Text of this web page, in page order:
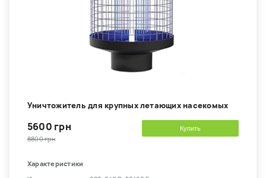
Уничтожитель для крупных летающих насекомых
5600 грн
8800 грн
Купить
Характеристики